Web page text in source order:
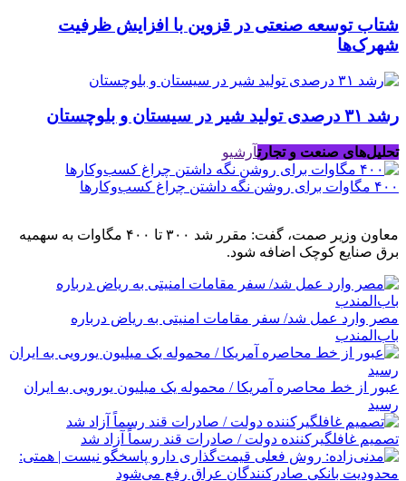
شتاب توسعه صنعتی در قزوین با افزایش ظرفیت
شهرک‌ها
رشد ۳۱ درصدی تولید شیر در سیستان و بلوچستان
تحلیل‌های صنعت و تجارتآرشیو
۴۰۰ مگاوات برای روشن نگه داشتن چراغ کسب‌وکار‌ها
معاون وزیر صمت، گفت: مقرر شد ۳۰۰ تا ۴۰۰ مگاوات به سهمیه
برق صنایع کوچک اضافه شود.
مصر وارد عمل شد/ سفر مقامات امنیتی به ریاض درباره
باب‌المندب
عبور از خط محاصره آمریکا / محموله یک میلیون یورویی به ایران
رسید
تصمیم غافلگیرکننده دولت / صادرات قند رسماً آزاد شد